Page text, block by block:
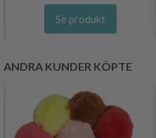
Se produkt
ANDRA KUNDER KÖPTE